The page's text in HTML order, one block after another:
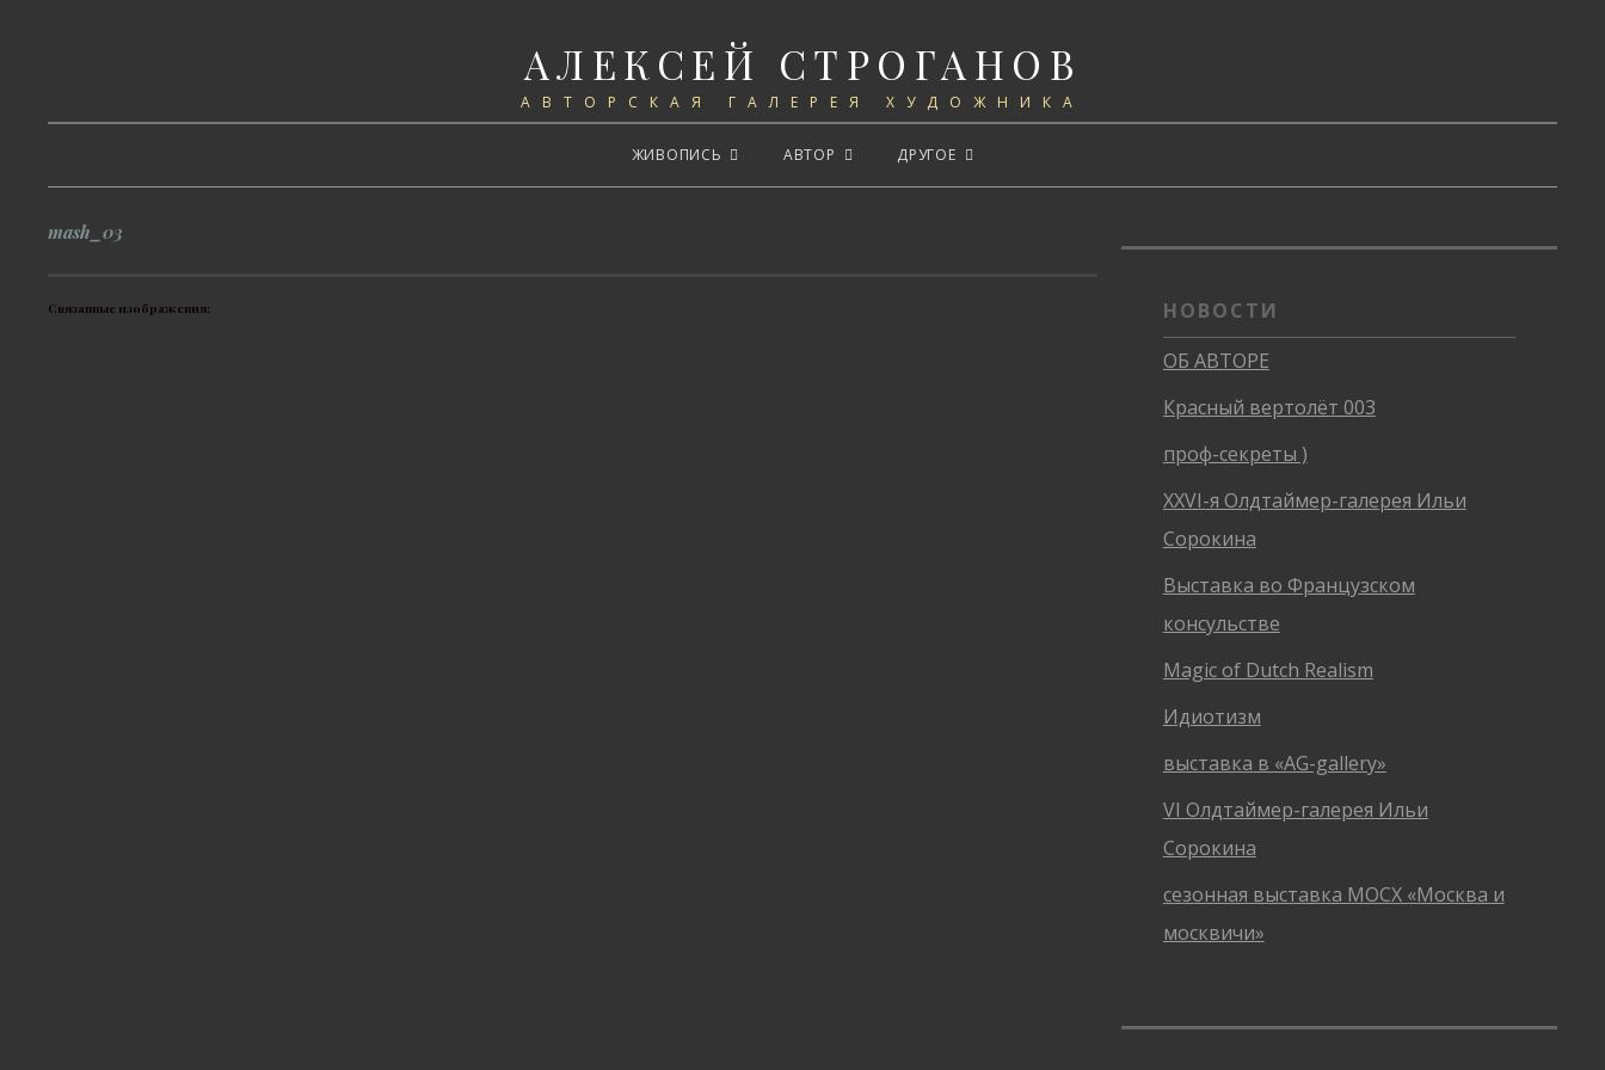
АЛЕКСЕЙ СТРОГАНОВ
АВТОРСКАЯ ГАЛЕРЕЯ ХУДОЖНИКА
ЖИВОПИСЬ АВТОР ДРУГОЕ
mash_03
Связанные изображения:
НОВОСТИ
ОБ АВТОРЕ
Красный вертолёт 003
проф-секреты )
XXVI-я Олдтаймер-галерея Ильи
Сорокина
Выставка во Французском
консульстве
Magic of Dutch Realism
Идиотизм
выставка в «AG-gallery»
VI Олдтаймер-галерея Ильи
Сорокина
сезонная выставка МОСХ «Москва и
москвичи»